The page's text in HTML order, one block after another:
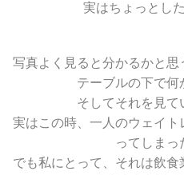
実はちょっとし
写真よく見ると分かるかと
テーブルの下で何
そしてそれを見て
実はこの時、一人のウェイ
ってしまっ
でも私にとって、それは飲